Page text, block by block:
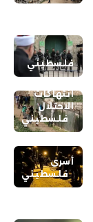
فلسطيني
انتهاكات
الاحتلال
فلسطيني
أسرى
فلسطيني